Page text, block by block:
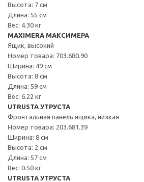
Высота: 7 см
Длина: 55 см
Вес: 4.30 кг
MAXIMERA МАКСИМЕРА
Ящик, высокий
Номер товара: 703.680.90
Ширина: 49 см
Высота: 8 см
Длина: 59 см
Вес: 6.22 кг
UTRUSTA УТРУСТА
Фронтальная панель ящика, низкая
Номер товара: 203.681.39
Ширина: 8 см
Высота: 2 см
Длина: 57 см
Вес: 0.50 кг
UTRUSTA УТРУСТА